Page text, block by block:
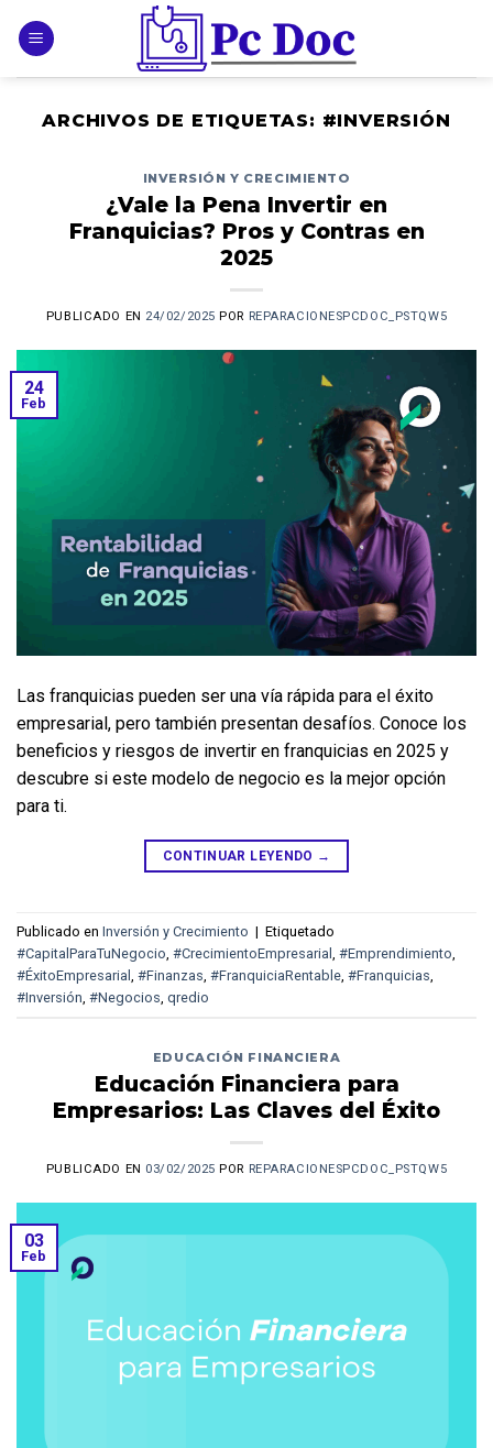
ARCHIVOS DE ETIQUETAS: #INVERSIÓN
INVERSIÓN Y CRECIMIENTO
¿Vale la Pena Invertir en
Franquicias? Pros y Contras en
2025
PUBLICADO EN 24/02/2025 POR REPARACIONESPCDOC_PSTQW5
24
Feb
Las franquicias pueden ser una vía rápida para el éxito
empresarial, pero también presentan desafíos. Conoce los
beneficios y riesgos de invertir en franquicias en 2025 y
descubre si este modelo de negocio es la mejor opción
para ti.
CONTINUAR LEYENDO →
Publicado en Inversión y Crecimiento | Etiquetado
#CapitalParaTuNegocio #CrecimientoEmpresarial #Emprendimiento
#ÉxitoEmpresarial #Finanzas #FranquiciaRentable #Franquicias
#Inversión #Negocios qredio
EDUCACIÓN FINANCIERA
Educación Financiera para
Empresarios: Las Claves del Éxito
PUBLICADO EN 03/02/2025 POR REPARACIONESPCDOC_PSTQW5
03
Feb